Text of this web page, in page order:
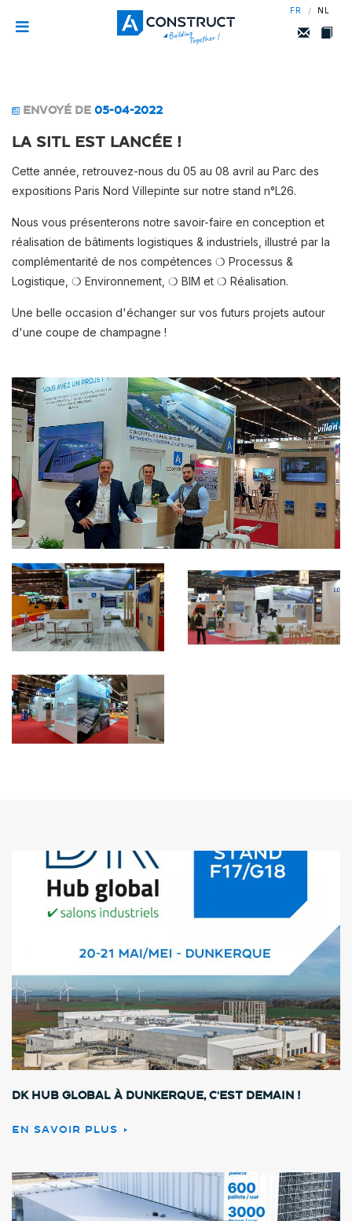
NL
/
FR
ENVOYÉ DE 05-04-2022
La SITL est lancée !
Cette année, retrouvez-nous du 05 au 08 avril au Parc des
expositions Paris Nord Villepinte sur notre stand n°L26.
Nous vous présenterons notre savoir-faire en conception et
réalisation de bâtiments logistiques & industriels, illustré par la
complémentarité de nos compétences ❍ Processus &
Logistique, ❍ Environnement, ❍ BIM et ❍ Réalisation.
Une belle occasion d'échanger sur vos futurs projets autour
d'une coupe de champagne !
DK HUB GLOBAL à Dunkerque, c'est demain !
EN SAVOIR PLUS